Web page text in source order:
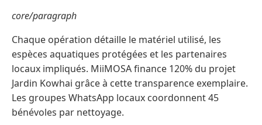
core/paragraph
Chaque opération détaille le matériel utilisé, les
espèces aquatiques protégées et les partenaires
locaux impliqués. MiiMOSA finance 120% du projet
Jardin Kowhai grâce à cette transparence exemplaire.
Les groupes WhatsApp locaux coordonnent 45
bénévoles par nettoyage.